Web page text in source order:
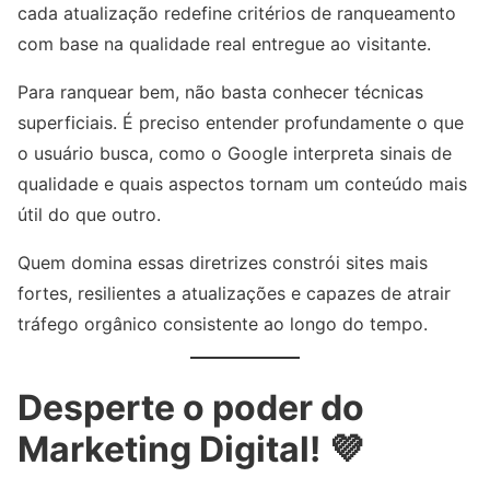
cada atualização redefine critérios de ranqueamento
com base na qualidade real entregue ao visitante.
Para ranquear bem, não basta conhecer técnicas
superficiais. É preciso entender profundamente o que
o usuário busca, como o Google interpreta sinais de
qualidade e quais aspectos tornam um conteúdo mais
útil do que outro.
Quem domina essas diretrizes constrói sites mais
fortes, resilientes a atualizações e capazes de atrair
tráfego orgânico consistente ao longo do tempo.
Desperte o poder do
Marketing Digital! 💜